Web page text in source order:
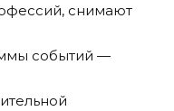
снимают
событий —